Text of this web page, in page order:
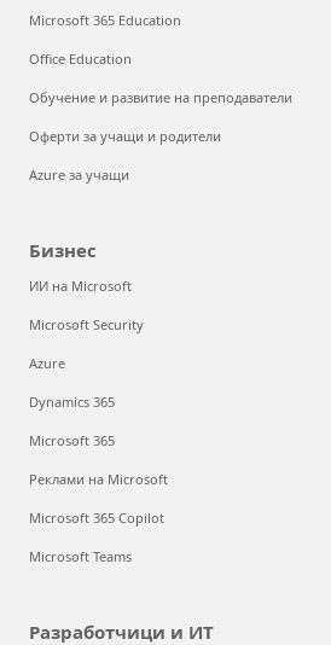
Microsoft 365 Education
Office Education
Обучение и развитие на преподаватели
Оферти за учащи и родители
Azure за учащи
Бизнес
ИИ на Microsoft
Microsoft Security
Azure
Dynamics 365
Microsoft 365
Реклами на Microsoft
Microsoft 365 Copilot
Microsoft Teams
Разработчици и ИТ